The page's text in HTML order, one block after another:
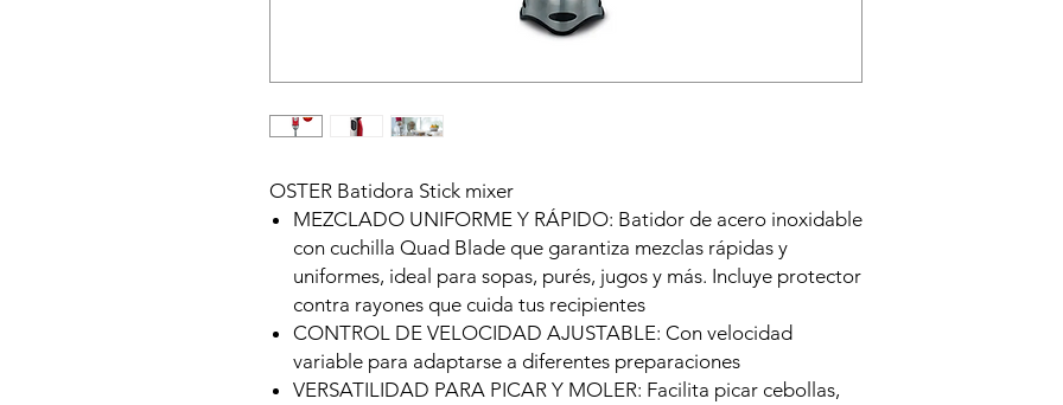
OSTER Batidora Stick mixer
MEZCLADO UNIFORME Y RÁPIDO: Batidor de acero inoxidable
con cuchilla Quad Blade que garantiza mezclas rápidas y
uniformes, ideal para sopas, purés, jugos y más. Incluye protector
contra rayones que cuida tus recipientes
CONTROL DE VELOCIDAD AJUSTABLE: Con velocidad
variable para adaptarse a diferentes preparaciones
VERSATILIDAD PARA PICAR Y MOLER: Facilita picar cebollas,